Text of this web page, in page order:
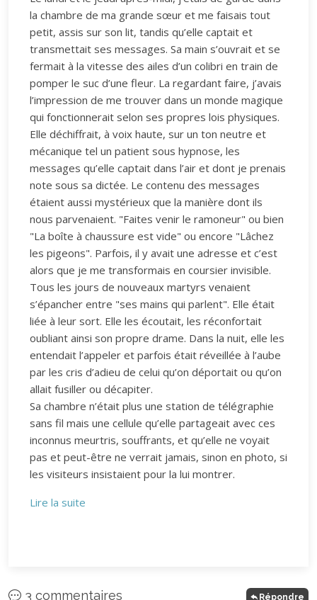
la chambre de ma grande sœur et me faisais tout
petit, assis sur son lit, tandis qu’elle captait et
transmettait ses messages. Sa main s’ouvrait et se
fermait à la vitesse des ailes d’un colibri en train de
pomper le suc d’une fleur. La regardant faire, j’avais
l’impression de me trouver dans un monde magique
qui fonctionnerait selon ses propres lois physiques.
Elle déchiffrait, à voix haute, sur un ton neutre et
mécanique tel un patient sous hypnose, les
messages qu’elle captait dans l’air et dont je prenais
note sous sa dictée. Le contenu des messages
étaient aussi mystérieux que la manière dont ils
nous parvenaient. "Faites venir le ramoneur" ou bien
"La boîte à chaussure est vide" ou encore "Lâchez
les pigeons". Parfois, il y avait une adresse et c’est
alors que je me transformais en coursier invisible.
Tous les jours de nouveaux martyrs venaient
s’épancher entre "ses mains qui parlent". Elle était
liée à leur sort. Elle les écoutait, les réconfortait
oubliant ainsi son propre drame. Dans la nuit, elle les
entendait l’appeler et parfois était réveillée à l’aube
par les cris d’adieu de celui qu’on déportait ou qu’on
allait fusiller ou décapiter.
Sa chambre n’était plus une station de télégraphie
sans fil mais une cellule qu’elle partageait avec ces
inconnus meurtris, souffrants, et qu’elle ne voyait
pas et peut-être ne verrait jamais, sinon en photo, si
les visiteurs insistaient pour la lui montrer.
Lire la suite
3 commentaires Répondre